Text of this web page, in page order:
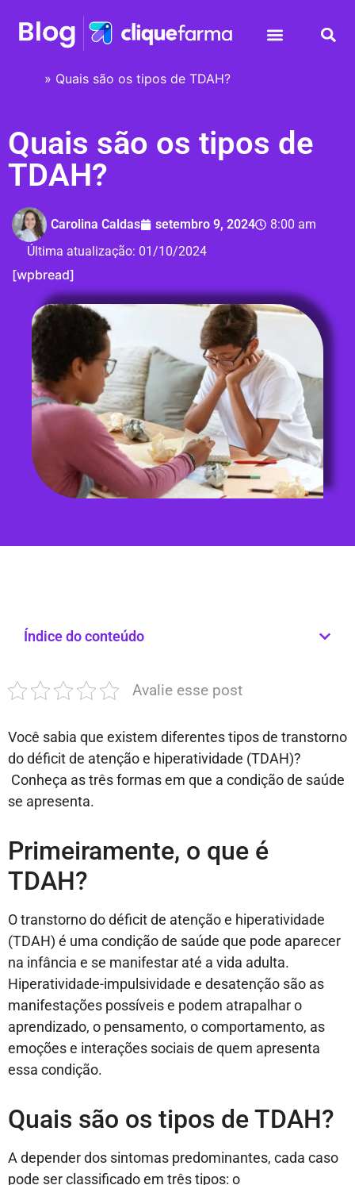
» Quais são os tipos de TDAH?
Quais são os tipos de
TDAH?
Carolina Caldas setembro 9, 2024
8:00 am
Última atualização: 01/10/2024
[wpbread]
Índice do conteúdo
Avalie esse post
Você sabia que existem diferentes tipos de transtorno
do déficit de atenção e hiperatividade (TDAH)?
Conheça as três formas em que a condição de saúde
se apresenta.
Primeiramente, o que é
TDAH?
O transtorno do déficit de atenção e hiperatividade
(TDAH) é uma condição de saúde que pode aparecer
na infância e se manifestar até a vida adulta.
Hiperatividade-impulsividade e desatenção são as
manifestações possíveis e podem atrapalhar o
aprendizado, o pensamento, o comportamento, as
emoções e interações sociais de quem apresenta
essa condição.
Quais são os tipos de TDAH?
A depender dos sintomas predominantes, cada caso
pode ser classificado em três tipos: o